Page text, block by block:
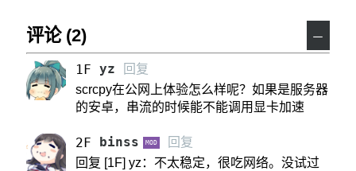
评论 (2) －
1F yz 回复
scrcpy在公网上体验怎么样呢？如果是服务器
的安卓，串流的时候能不能调用显卡加速
2F binss MOD 回复
回复 [1F] yz：不太稳定，很吃网络。没试过